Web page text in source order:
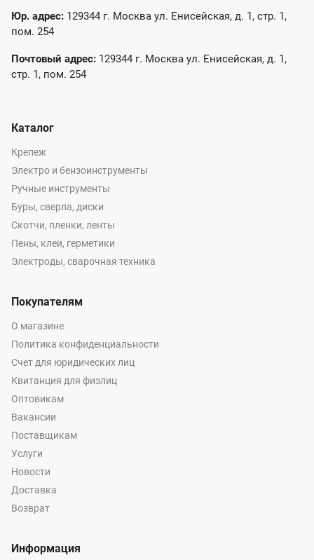
Юр. адрес: 129344 г. Москва ул. Енисейская, д. 1, стр. 1,
пом. 254
Почтовый адрес: 129344 г. Москва ул. Енисейская, д. 1,
стр. 1, пом. 254
Каталог
Крепеж
Электро и бензоинструменты
Ручные инструменты
Буры, сверла, диски
Скотчи, пленки, ленты
Пены, клеи, герметики
Электроды, сварочная техника
Покупателям
О магазине
Политика конфиденциальности
Счет для юридических лиц
Квитанция для физлиц
Оптовикам
Вакансии
Поставщикам
Услуги
Новости
Доставка
Возврат
Информация